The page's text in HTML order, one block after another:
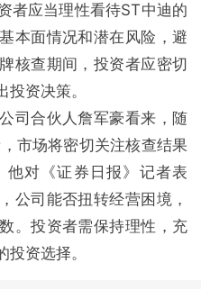
者应当理性看待ST中迪的
本面情况和潜在风险，避
核查期间，投资者应密切
资决策。
司合伙人詹军豪看来，随
市场将密切关注核查结果
他对《证券日报》记者表
公司能否扭转经营困境，
。投资者需保持理性，充
资选择。